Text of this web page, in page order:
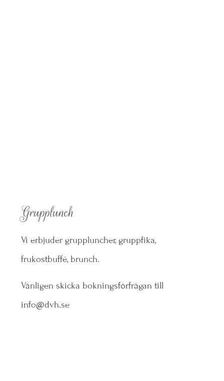
Grupplunch
Vi erbjuder gruppluncher, gruppfika,
frukostbuffé, brunch.
Vänligen skicka bokningsförfrågan till
info@dvh.se